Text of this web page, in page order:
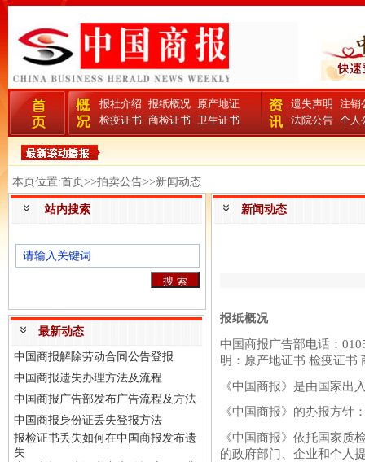
报社介绍 报纸概况 原产地证
检疫证书 商检证书 卫生证书
遗失声明
注销
法院公告 个人
本页位置:首页>>拍卖公告>>新闻动态
站内搜索
最新动态
中国商报解除劳动合同公告登报
中国商报遗失办理方法及流程
中国商报广告部发布广告流程及方法
中国商报身份证丢失登报方法
报检证书丢失如何在中国商报发布遗
失
新闻动态
报纸概况
中国商报广告部电话：
明：原产地证书 检疫证书
《中国商报》是由国家出
《中国商报》的办报方针
《中国商报》依托国家质
的政府部门、企业和个人